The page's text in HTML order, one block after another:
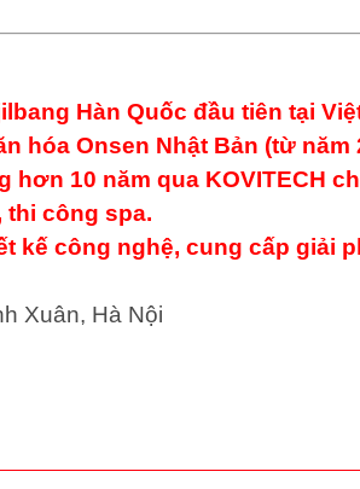
Hàn Quốc đầu tiên tại
hóa Onsen Nhật Bản (từ năm
10 năm qua KOVITECH
thi công spa.
kế công nghệ, cung cấp giải
Xuân, Hà Nội